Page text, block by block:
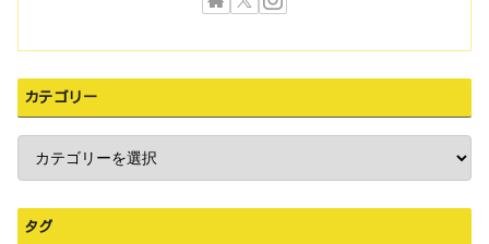
カテゴリー
タグ